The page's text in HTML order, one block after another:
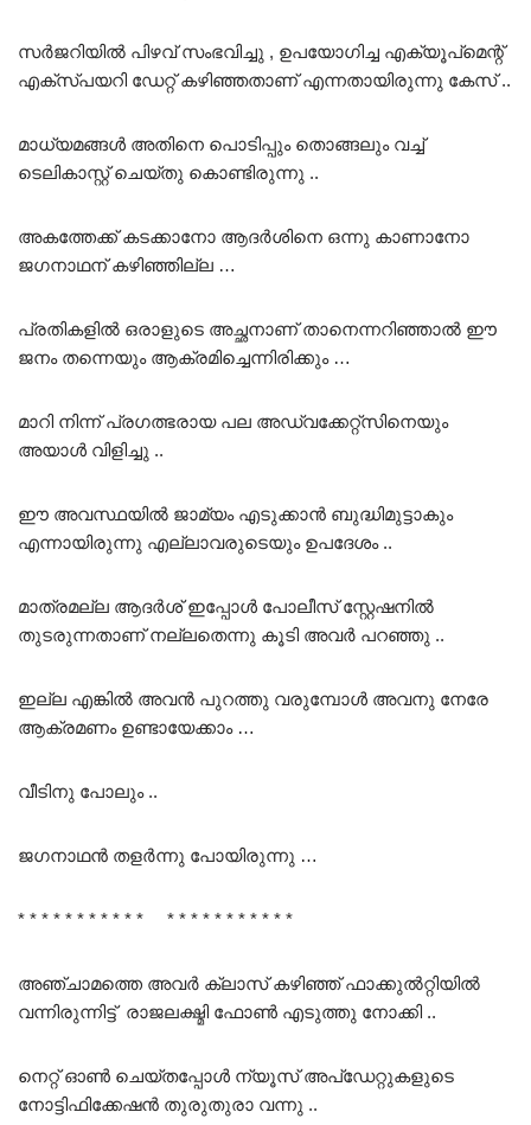
സർജറിയിൽ പിഴവ് സംഭവിച്ചു , ഉപയോഗിച്ച എക്യൂപ്മെന്റ്
എക്സ്പയറി ഡേറ്റ് കഴിഞ്ഞതാണ് എന്നതായിരുന്നു കേസ് ..
മാധ്യമങ്ങൾ അതിനെ പൊടിപ്പും തൊങ്ങലും വച്ച്
ടെലികാസ്റ്റ് ചെയ്തു കൊണ്ടിരുന്നു ..
അകത്തേക്ക് കടക്കാനോ ആദർശിനെ ഒന്നു കാണാനോ
ജഗനാഥന് കഴിഞ്ഞില്ല …
പ്രതികളിൽ ഒരാളുടെ അച്ഛനാണ് താനെന്നറിഞ്ഞാൽ ഈ
ജനം തന്നെയും ആക്രമിച്ചെന്നിരിക്കും …
മാറി നിന്ന് പ്രഗത്ഭരായ പല അഡ്വക്കേറ്റ്സിനെയും
അയാൾ വിളിച്ചു ..
ഈ അവസ്ഥയിൽ ജാമ്യം എടുക്കാൻ ബുദ്ധിമുട്ടാകും
എന്നായിരുന്നു എല്ലാവരുടെയും ഉപദേശം ..
മാത്രമല്ല ആദർശ് ഇപ്പോൾ പോലീസ് സ്റ്റേഷനിൽ
തുടരുന്നതാണ് നല്ലതെന്നു കൂടി അവർ പറഞ്ഞു ..
ഇല്ല എങ്കിൽ അവൻ പുറത്തു വരുമ്പോൾ അവനു നേരേ
ആക്രമണം ഉണ്ടായേക്കാം …
വീടിനു പോലും ..
ജഗനാഥൻ തളർന്നു പോയിരുന്നു …
* * * * * * * * * * * * * * * * * * * * * *
അഞ്ചാമത്തെ അവർ ക്ലാസ് കഴിഞ്ഞ് ഫാക്കുൽറ്റിയിൽ
വന്നിരുന്നിട്ട് രാജലക്ഷ്മി ഫോൺ എടുത്തു നോക്കി ..
നെറ്റ് ഓൺ ചെയ്തപ്പോൾ ന്യൂസ് അപ്ഡേറ്റുകളുടെ
നോട്ടിഫിക്കേഷൻ തുരുതുരാ വന്നു ..